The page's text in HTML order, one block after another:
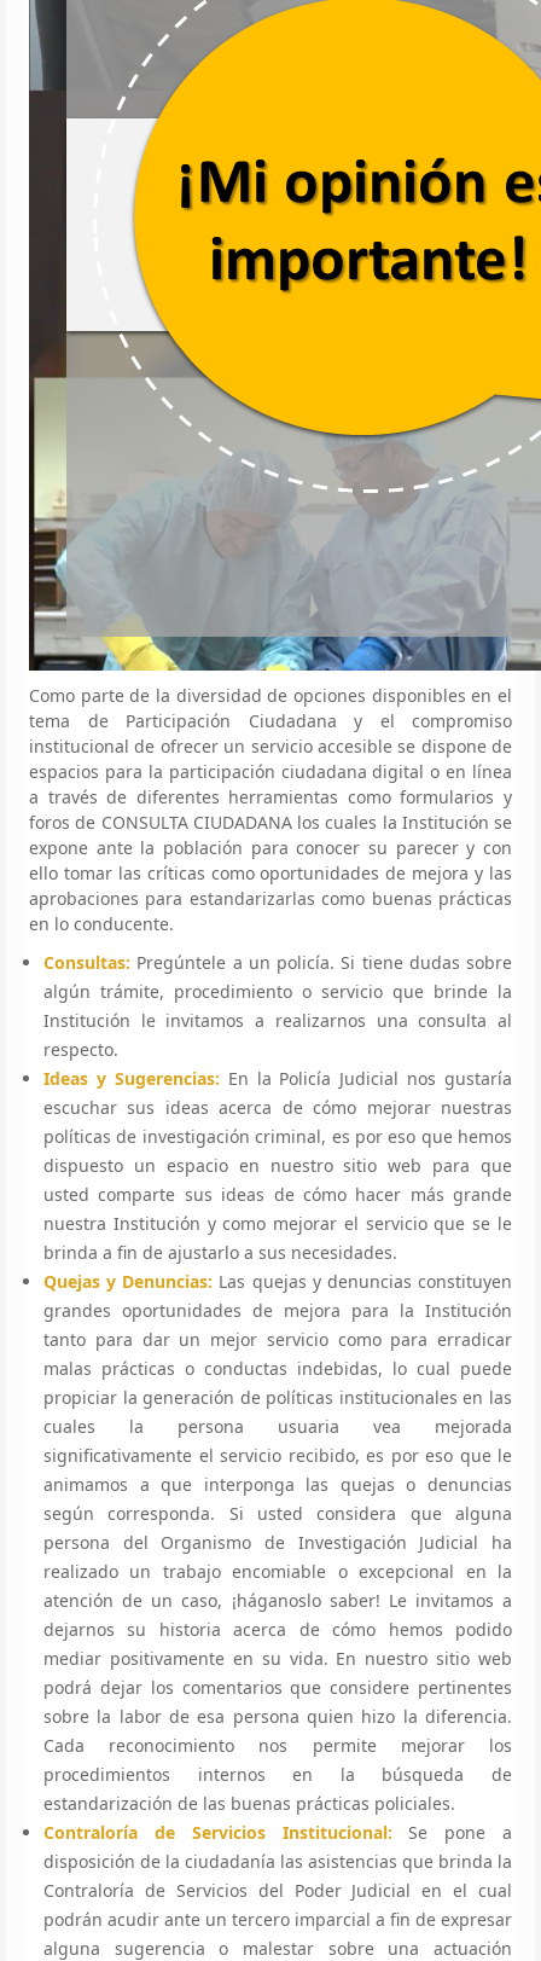
Como parte de la diversidad de opciones disponibles en el
tema de Participación Ciudadana y el compromiso
institucional de ofrecer un servicio accesible se dispone de
espacios para la participación ciudadana digital o en línea
a través de diferentes herramientas como formularios y
foros de CONSULTA CIUDADANA los cuales la Institución se
expone ante la población para conocer su parecer y con
ello tomar las críticas como oportunidades de mejora y las
aprobaciones para estandarizarlas como buenas prácticas
en lo conducente.
Consultas: Pregúntele a un policía. Si tiene dudas sobre
algún trámite, procedimiento o servicio que brinde la
Institución le invitamos a realizarnos una consulta al
respecto.
Ideas y Sugerencias: En la Policía Judicial nos gustaría
escuchar sus ideas acerca de cómo mejorar nuestras
políticas de investigación criminal, es por eso que hemos
dispuesto un espacio en nuestro sitio web para que
usted comparte sus ideas de cómo hacer más grande
nuestra Institución y como mejorar el servicio que se le
brinda a fin de ajustarlo a sus necesidades.
Quejas y Denuncias: Las quejas y denuncias constituyen
grandes oportunidades de mejora para la Institución
tanto para dar un mejor servicio como para erradicar
malas prácticas o conductas indebidas, lo cual puede
propiciar la generación de políticas institucionales en las
cuales la persona usuaria vea mejorada
significativamente el servicio recibido, es por eso que le
animamos a que interponga las quejas o denuncias
según corresponda. Si usted considera que alguna
persona del Organismo de Investigación Judicial ha
realizado un trabajo encomiable o excepcional en la
atención de un caso, ¡háganoslo saber! Le invitamos a
dejarnos su historia acerca de cómo hemos podido
mediar positivamente en su vida. En nuestro sitio web
podrá dejar los comentarios que considere pertinentes
sobre la labor de esa persona quien hizo la diferencia.
Cada reconocimiento nos permite mejorar los
procedimientos internos en la búsqueda de
estandarización de las buenas prácticas policiales.
Contraloría de Servicios Institucional:
Se pone a
disposición de la ciudadanía las asistencias que brinda la
Contraloría de Servicios del Poder Judicial en el cual
podrán acudir ante un tercero imparcial a fin de expresar
alguna sugerencia o malestar sobre una actuación